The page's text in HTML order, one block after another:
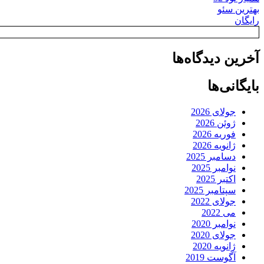
بهترین سئو
رایگان
آخرین دیدگاه‌ها
بایگانی‌ها
جولای 2026
ژوئن 2026
فوریه 2026
ژانویه 2026
دسامبر 2025
نوامبر 2025
اکتبر 2025
سپتامبر 2025
جولای 2022
می 2022
نوامبر 2020
جولای 2020
ژانویه 2020
آگوست 2019